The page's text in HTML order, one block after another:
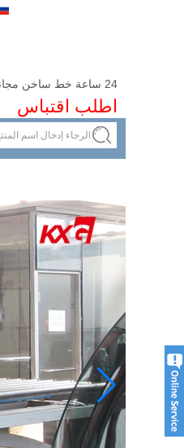
24 ساعة خط ساخن مجاني：+86-13500092849
اطلب اقتباس
لبلاب
ليلى